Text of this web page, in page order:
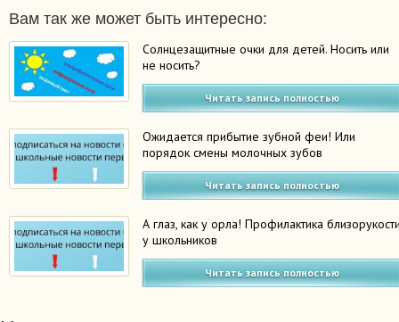
Вам так же может быть интересно:
Солнцезащитные очки для детей. Носить или
не носить?
Читать запись полностью
Ожидается прибытие зубной феи! Или
порядок смены молочных зубов
Читать запись полностью
А глаз, как у орла! Профилактика
у школьников
Читать запись полностью